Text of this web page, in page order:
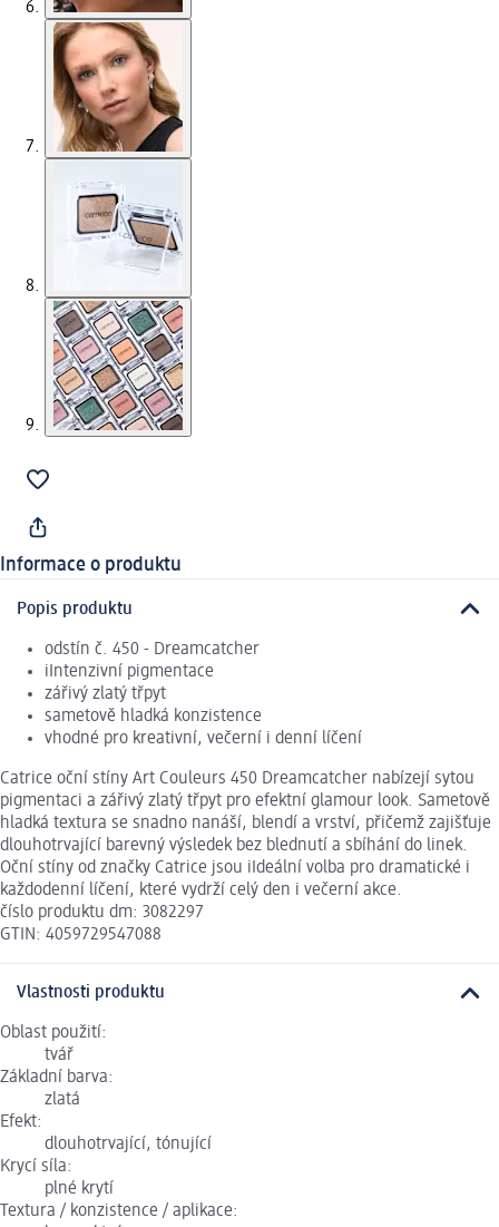
Informace o produktu
Popis produktu
odstín č. 450 - Dreamcatcher
iIntenzivní pigmentace
zářivý zlatý třpyt
sametově hladká konzistence
vhodné pro kreativní, večerní i denní líčení
Catrice oční stíny Art Couleurs 450 Dreamcatcher nabízejí sytou
pigmentaci a zářivý zlatý třpyt pro efektní glamour look. Sametově
hladká textura se snadno nanáší, blendí a vrství, přičemž zajišťuje
dlouhotrvající barevný výsledek bez blednutí a sbíhání do linek.
Oční stíny od značky Catrice jsou iIdeální volba pro dramatické i
každodenní líčení, které vydrží celý den i večerní akce.
číslo produktu dm: 3082297
GTIN: 4059729547088
Vlastnosti produktu
Oblast použití:
tvář
Základní barva:
zlatá
Efekt:
dlouhotrvající, tónující
Krycí síla:
plné krytí
Textura / konzistence / aplikace: